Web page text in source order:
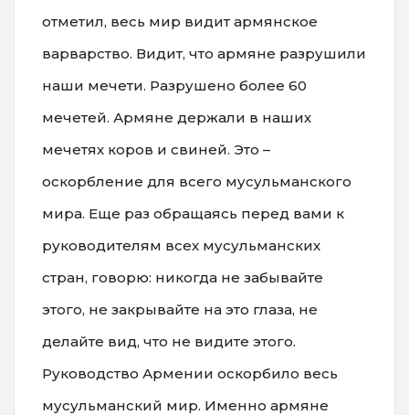
отметил, весь мир видит армянское
варварство. Видит, что армяне разрушили
наши мечети. Разрушено более 60
мечетей. Армяне держали в наших
мечетях коров и свиней. Это –
оскорбление для всего мусульманского
мира. Еще раз обращаясь перед вами к
руководителям всех мусульманских
стран, говорю: никогда не забывайте
этого, не закрывайте на это глаза, не
делайте вид, что не видите этого.
Руководство Армении оскорбило весь
мусульманский мир. Именно армяне